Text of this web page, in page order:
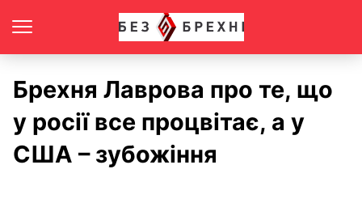
Брехня Лаврова про те, що
у росії все процвітає, а у
США – зубожіння